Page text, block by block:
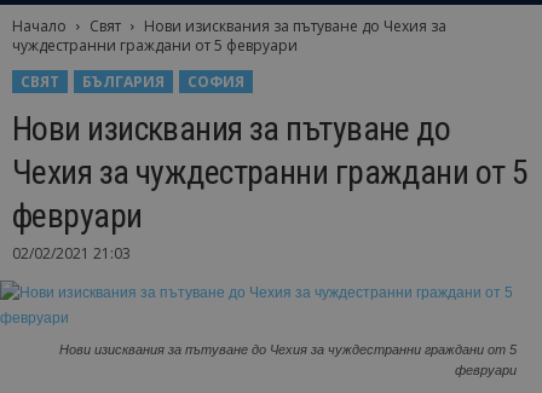
Начало Свят
Нови изисквания за пътуване до Чехия за
чуждестранни граждани от 5 февруари
СВЯТ
БЪЛГАРИЯ СОФИЯ
Нови изисквания за пътуване до
Чехия за чуждестранни граждани от 5
февруари
02/02/2021 21:03
Нови изисквания за пътуване до Чехия за чуждестранни граждани от 5
февруари